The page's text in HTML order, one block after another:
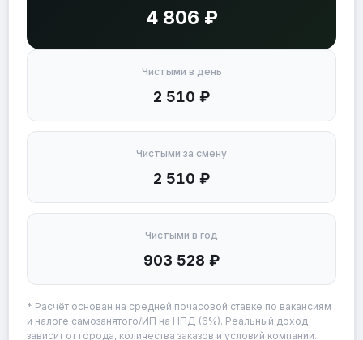
4 806 ₽
Чистыми в день
2 510 ₽
Чистыми за смену
2 510 ₽
Чистыми в год
903 528 ₽
* Расчёт основан на средней почасовой ставке по вакансиям
и налоге самозанятого/ИП на НПД (6%). Реальный доход
зависит от города, количества заказов и условий компании.